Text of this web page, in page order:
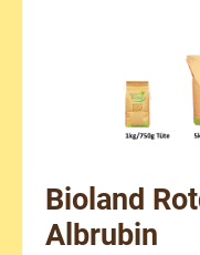
Bioland
Albrubin